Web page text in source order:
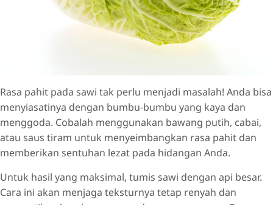
Rasa pahit pada sawi tak perlu menjadi masalah! Anda bisa
menyiasatinya dengan bumbu-bumbu yang kaya dan
menggoda. Cobalah menggunakan bawang putih, cabai,
atau saus tiram untuk menyeimbangkan rasa pahit dan
memberikan sentuhan lezat pada hidangan Anda.
Untuk hasil yang maksimal, tumis sawi dengan api besar.
Cara ini akan menjaga teksturnya tetap renyah dan